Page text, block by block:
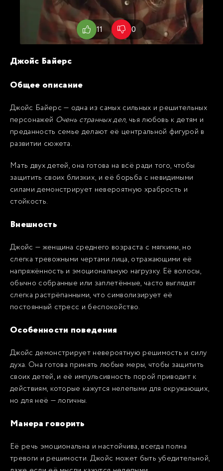
11 0
Джойс Байерс
Общее описание
Джойс Байерс — одна из самых сильных и решительных
персонажей Очень странных дел, чья любовь к детям и
преданность семье делают её центральной фигурой в
развитии сюжета.
Мать двух детей, она готова на всё ради того, чтобы
защитить своих близких, и её борьба с невидимыми
силами демонстрирует невероятную храбрость и
стойкость.
Внешность
Джойс — женщина среднего возраста с мягкими, но
слегка тревожными чертами лица, отражающими её
напряжённость и эмоциональную нагрузку. Её волосы,
обычно собранные или заплетённые, часто выглядят
слегка растрёпанными, что символизирует её
постоянный стресс и беспокойство.
Особенности поведения
Джойс демонстрирует невероятную решимость и силу
духа. Она готова принять любые меры, чтобы защитить
своих детей, и её импульсивность порой приводит к
действиям, которые кажутся нелепыми для окружающих,
но для неё — логичны.
Манера говорить
Её речь эмоциональна и настойчива, всегда полна
тревоги и решимости. Джойс может быть убедительной,